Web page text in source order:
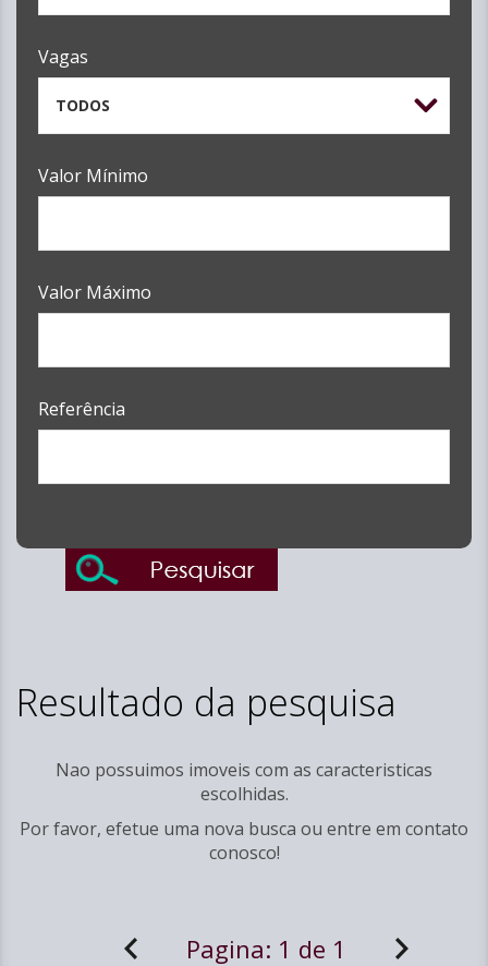
Vagas
TODOS
Valor Mínimo
Valor Máximo
Referência
Resultado da pesquisa
Nao possuimos imoveis com as caracteristicas
escolhidas.
Por favor, efetue uma nova busca ou entre em contato
conosco!
Pagina: 1 de 1